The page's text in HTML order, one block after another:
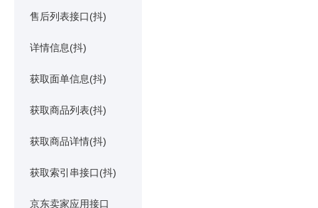
售后列表接口(抖)
详情信息(抖)
获取面单信息(抖)
获取商品列表(抖)
获取商品详情(抖)
获取索引串接口(抖)
京东卖家应用接口